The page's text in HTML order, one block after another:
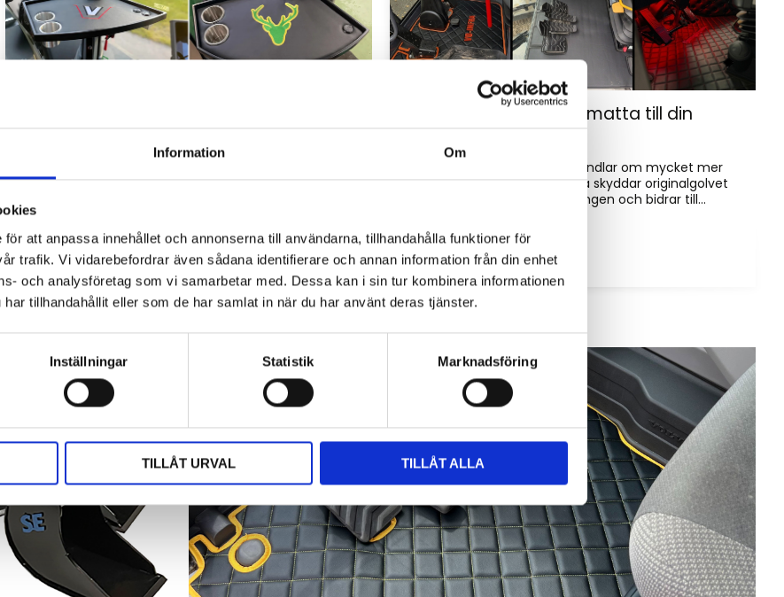
Information Om
att anpassa innehållet och annonserna till användarna, tillhandahålla funktioner för
trafik. Vi vidarebefordrar även sådana identifierare och annan information från din enhet
och analysföretag som vi samarbetar med. Dessa kan i sin tur kombinera informationen
tillhandahållit eller som de har samlat in när du har använt deras tjänster.
Inställningar Statistik Marknadsföring
TILLÅT URVAL TILLÅT ALLA
som gör stor skillnad i vardagen
arbetet utförs. Det är kontoret, fikarummet och ibland
Hur väljer du rätt golvmatta till din
entreprenadmaskin?
Golvmatta i maskinhytten handlar om mycket mer
än bara utseende. Rätt matta skyddar originalgolvet
mot slitage, förenklar rengöringen och bidrar till...